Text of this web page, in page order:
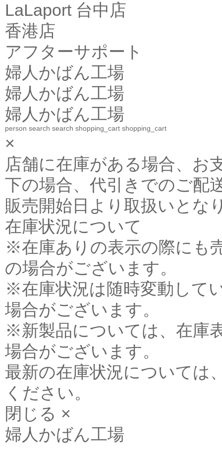
LaLaport 台中店
香港店
アフターサポート
婦人かばん工場
婦人かばん工場
婦人かばん工場
person search search shopping_cart shopping_cart
×
店舗に在庫がある場合、お
下の場合、代引きでのご配
販売開始日より取扱いとな
在庫状況について
※在庫ありの表示の際にも
の場合がございます。
※在庫状況は随時変動して
場合がございます。
※新製品については、在庫
場合がございます。
最新の在庫状況については
ください。
閉じる ×
婦人かばん工場